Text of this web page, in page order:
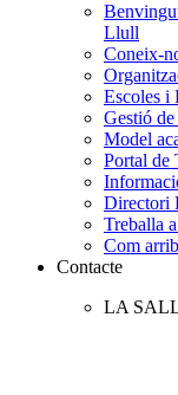
Llull
Coneix-
Escoles i
Gestió
Model
Portal de
Directori
Treballa
Com
Contacte
LA